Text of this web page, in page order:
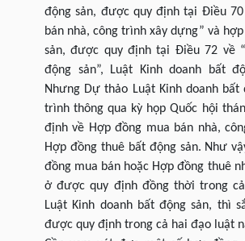
động sản, được quy định tại Điều
bán nhà, công trình xây dựng” và
sản, được quy định tại Điều 72 về
động sản”, Luật Kinh doanh bất
Nhưng Dự thảo Luật Kinh doanh bất
trình thông qua kỳ họp Quốc hội
định về Hợp đồng mua bán nhà,
Hợp đồng thuê bất động sản. Như
đồng mua bán hoặc Hợp đồng thuê
ở được quy định đồng thời trong
Luật Kinh doanh bất động sản, thì
được quy định trong cả hai đạo luật